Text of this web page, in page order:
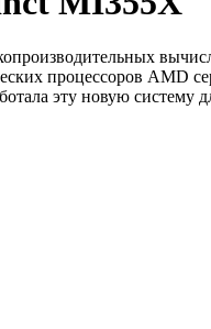
процессоров AMD
эту новую